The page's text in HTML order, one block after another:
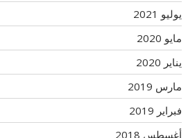
يوليو 2021
مايو 2020
يناير 2020
مارس 2019
فبراير 2019
أغسطس 2018